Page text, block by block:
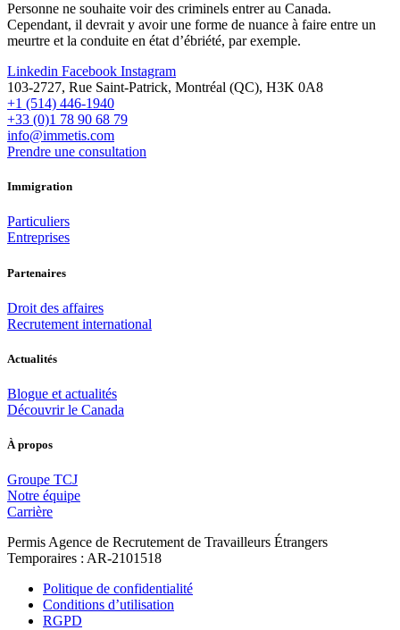
Personne ne souhaite voir des criminels entrer au Canada.
Cependant, il devrait y avoir une forme de nuance à faire entre un
meurtre et la conduite en état d’ébriété, par exemple.
Linkedin Facebook Instagram
103-2727, Rue Saint-Patrick, Montréal (QC), H3K 0A8
+1 (514) 446-1940
+33 (0)1 78 90 68 79
info@immetis.com
Prendre une consultation
Immigration
Particuliers
Entreprises
Partenaires
Droit des affaires
Recrutement international
Actualités
Blogue et actualités
Découvrir le Canada
À propos
Groupe TCJ
Notre équipe
Carrière
Permis Agence de Recrutement de Travailleurs Étrangers
Temporaires : AR-2101518
Politique de confidentialité
Conditions d’utilisation
RGPD